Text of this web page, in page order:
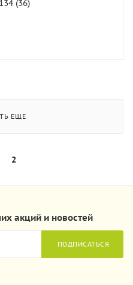
(36)
ЕЩЕ
2
акций и новостей
ПОДПИСАТЬСЯ